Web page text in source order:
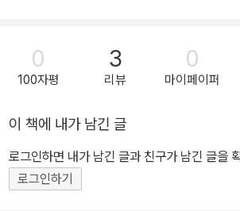
자, 이제 새로운 친구들과 함께 새로운 모험을
작하는 <그램그램 영문법 원정대>의 박진감
통해, 따분한 영어 공부로 답답해하던 아이들과
를 묻는 표현, 헷갈리기 쉬운 층수 표현, 그리
치사까지 실제 학교 시험에 자주 등장하는 어
강해진 워드 마스터와 그에 맞서는 워드 헌터
들어와 있을 것이다.
0
100자평
3
리뷰
0
마이페이퍼
이 책에 내가 남긴 글
로그인하면 내가 남긴 글과 친구가 남긴 글을
로그인하기